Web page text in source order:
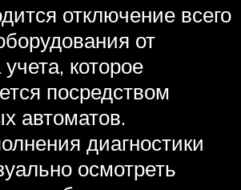
отключение всего
от
которое
посредством
автоматов.
диагностики
осмотреть